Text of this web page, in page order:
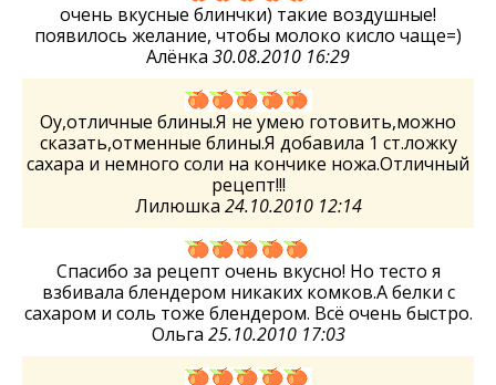
очень вкусные блинчки) такие воздушные!
появилось желание, чтобы молоко кисло чаще=)
Алёнка 30.08.2010 16:29
Оу,отличные блины.Я не умею готовить,можно
сказать,отменные блины.Я добавила 1 ст.ложку
сахара и немного соли на кончике ножа.Отличный
рецепт!!!
Лилюшка 24.10.2010 12:14
Спасибо за рецепт очень вкусно! Но тесто я
взбивала блендером никаких комков.А белки с
сахаром и соль тоже блендером. Всё очень быстро.
Ольга 25.10.2010 17:03